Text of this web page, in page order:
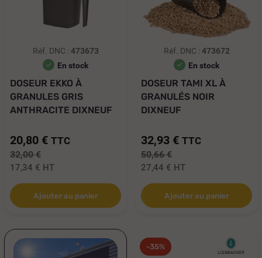
Réf. DNC : 473673
En stock
DOSEUR EKKO À
GRANULES GRIS
ANTHRACITE DIXNEUF
20,80 € TTC
32,00 €
17,34 € HT
Ajouter au panier
Réf. DNC : 473672
En stock
DOSEUR TAMI XL À
GRANULÉS NOIR
DIXNEUF
32,93 € TTC
50,66 €
27,44 € HT
Ajouter au panier
-35%